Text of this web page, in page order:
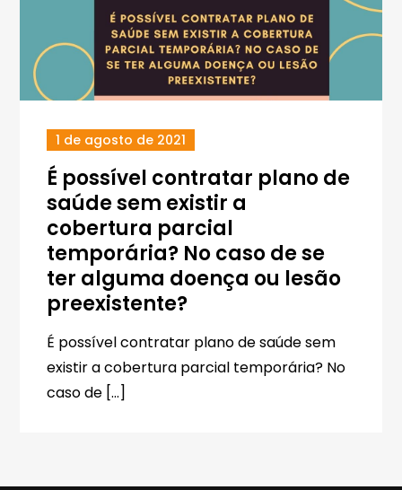
1 de agosto de 2021
É possível contratar plano de
saúde sem existir a
cobertura parcial
temporária? No caso de se
ter alguma doença ou lesão
preexistente?
É possível contratar plano de saúde sem
existir a cobertura parcial temporária? No
caso de […]